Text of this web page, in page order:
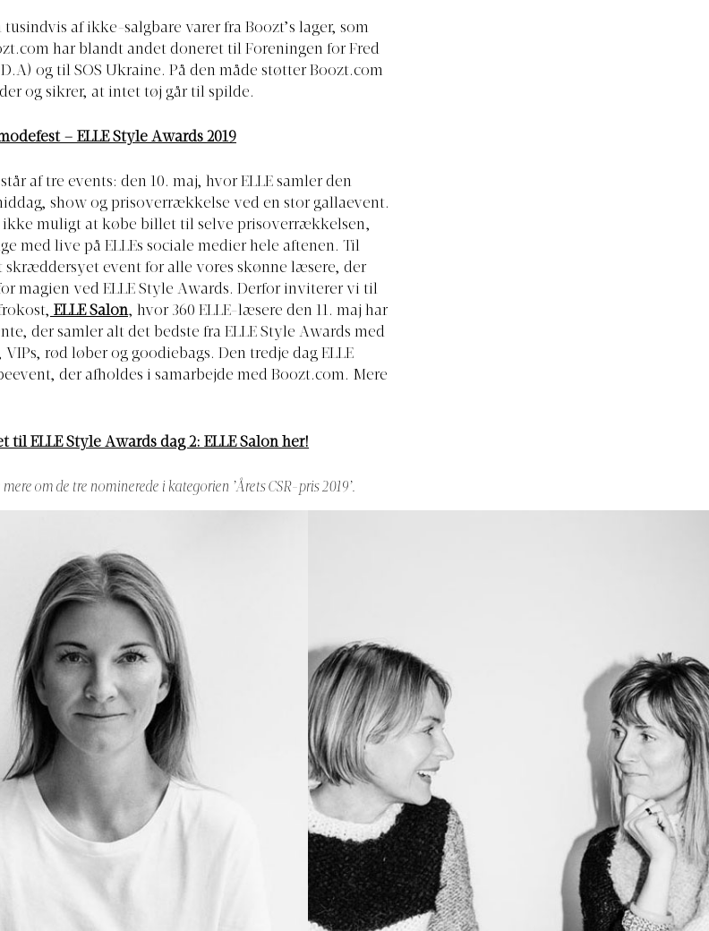
tusindvis af ikke-salgbare varer fra Boozt’s lager, som
har blandt andet doneret til Foreningen for Fred
og til SOS Ukraine. På den måde støtter Boozt.com
og sikrer, at intet tøj går til spilde.
– ELLE Style Awards 2019
af tre events: den 10. maj, hvor ELLE samler den
show og prisoverrækkelse ved en stor gallaevent.
ikke muligt at købe billet til selve prisoverrækkelsen,
med live på ELLEs sociale medier hele aftenen. Til
event for alle vores skønne læsere, der
magien ved ELLE Style Awards. Derfor inviterer vi til
ELLE Salon, hvor 360 ELLE-læsere den 11. maj har
der samler alt det bedste fra ELLE Style Awards med
rød løber og goodiebags. Den tredje dag ELLE
der afholdes i samarbejde med Boozt.com. Mere
ELLE Style Awards dag 2: ELLE Salon her!
om de tre nominerede i kategorien ’Årets CSR-pris 2019’.